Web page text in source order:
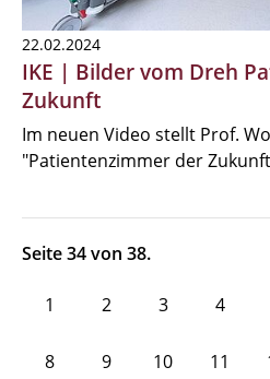
22.02.2024
IKE | Bilder vom Dreh
Zukunft
Im neuen Video stellt Prof.
"Patientenzimmer der
Seite 34 von 38.
1 2 3 4
8 9 10 11